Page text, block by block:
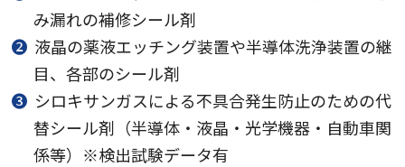
み漏れの補修シール剤
❷ 液晶の薬液エッチング装置や半導体洗浄装置の継
目、各部のシール剤
❸ シロキサンガスによる不具合発生防止のための代
替シール剤（半導体・液晶・光学機器・自動車関
係等）※検出試験データ有